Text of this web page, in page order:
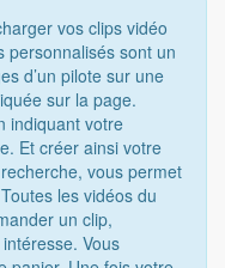
vos clips vidéo
personnalisés sont un
d’un pilote sur une
sur la page.
indiquant votre
Et créer ainsi votre
vous permet
les vidéos du
un clip,
Vous